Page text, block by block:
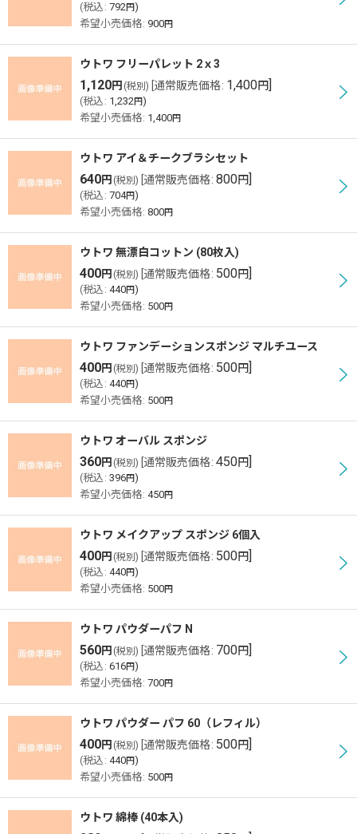
(税込 : 792円)
希望小売価格: 900円
ウトワ フリーパレット 2ｘ3
1,120円 (税別) 通常販売価格: 1,400円]
(税込 : 1,232円)
希望小売価格: 1,400円
ウトワ アイ＆チークブラシセット
640円 (税別) 通常販売価格: 800円]
(税込 : 704円)
希望小売価格: 800円
ウトワ 無漂白コットン (80枚入)
400円 (税別) 通常販売価格: 500円]
(税込 : 440円)
希望小売価格: 500円
ウトワ ファンデーションスポンジ マルチユース
400円 (税別) 通常販売価格: 500円]
(税込 : 440円)
希望小売価格: 500円
ウトワ オーバル スポンジ
360円 (税別) 通常販売価格: 450円]
(税込 : 396円)
希望小売価格: 450円
ウトワ メイクアップ スポンジ 6個入
400円 (税別) 通常販売価格: 500円]
(税込 : 440円)
希望小売価格: 500円
ウトワ パウダーパフ N
560円 (税別) 通常販売価格: 700円]
(税込 : 616円)
希望小売価格: 700円
ウトワ パウダー パフ 60（レフィル）
400円 (税別) 通常販売価格: 500円]
(税込 : 440円)
希望小売価格: 500円
ウトワ 綿棒 (40本入)